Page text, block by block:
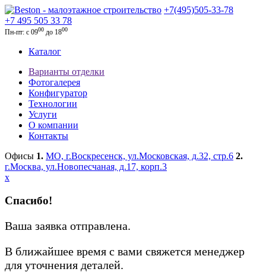
+7(495)505-33-78
+7 495 505 33 78
Пн-пт: с 0900 до 1800
Каталог
Варианты отделки
Фотогалерея
Конфигуратор
Технологии
Услуги
О компании
Контакты
Офисы 1. МО, г.Воскресенск, ул.Московская, д.32, стр.6 2.
г.Москва, ул.Новопесчаная, д.17, корп.3
x
Спасибо!
Ваша заявка отправлена.
В ближайшее время с вами свяжется менеджер
для уточнения деталей.